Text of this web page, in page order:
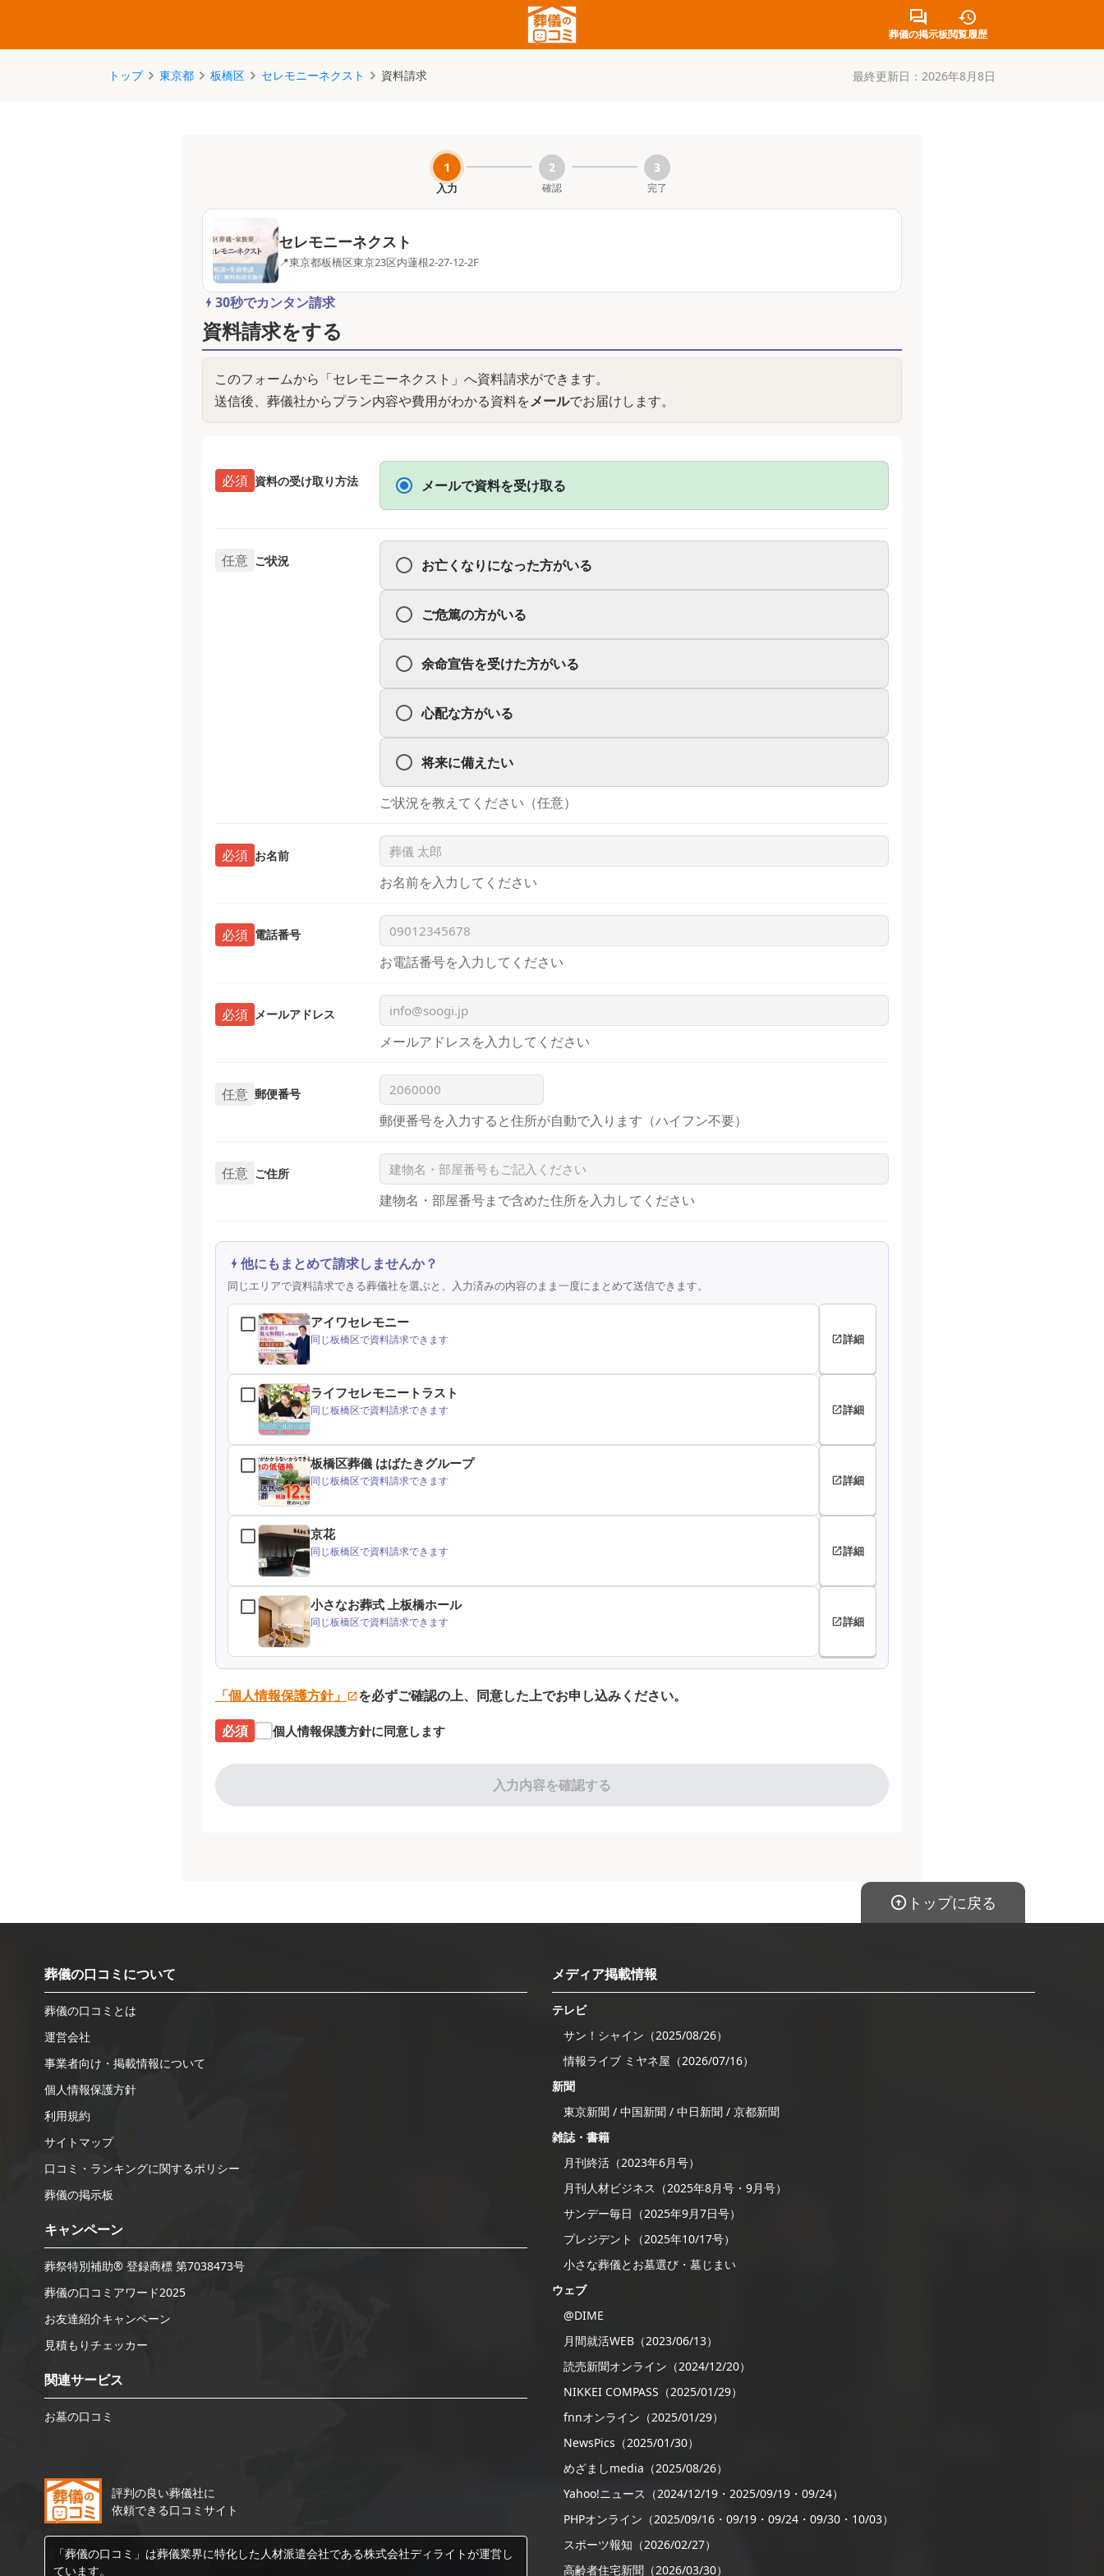
葬儀の掲示板閲覧履歴
トップ 東京都 板橋区 セレモニーネクスト 資料請求 最終更新日： 2026年8月8日
1
入力
2
確認
3
完了
セレモニーネクスト
📍東京都板橋区東京23区内蓮根2-27-12-2F
30秒でカンタン請求
資料請求をする
このフォームから「セレモニーネクスト 」へ資料請求ができます。
送信後、葬儀社からプラン内容や費用がわかる資料をメールでお届けします。
必須 資料の受け取り方法 メールで資料を受け取る
任意 ご状況 お亡くなりになった方がいる
ご危篤の方がいる
余命宣告を受けた方がいる
心配な方がいる
将来に備えたい
ご状況を教えてください（任意）
必須 お名前
お名前を入力してください
必須 電話番号
お電話番号を入力してください
必須 メールアドレス
メールアドレスを入力してください
任意 郵便番号
郵便番号を入力すると住所が自動で入ります（ハイフン不要）
任意 ご住所
建物名・部屋番号まで含めた住所を入力してください
他にもまとめて請求しませんか？
同じエリアで資料請求できる葬儀社を選ぶと、入力済みの内容のまま一度にまとめて送信できます。
アイワセレモニー
同じ板橋区で資料請求できます 詳細
ライフセレモニートラスト
同じ板橋区で資料請求できます 詳細
板橋区葬儀 はばたきグループ
同じ板橋区で資料請求できます 詳細
京花
同じ板橋区で資料請求できます 詳細
小さなお葬式 上板橋ホール
同じ板橋区で資料請求できます 詳細
「個人情報保護方針」
を必ずご確認の上、同意した上でお申し込みください。
必須
個人情報保護方針に同意します
入力内容を確認する
トップに戻る
葬儀の口コミについて
葬儀の口コミとは
運営会社
事業者向け・掲載情報について
個人情報保護方針
利用規約
サイトマップ
口コミ・ランキングに関するポリシー
葬儀の掲示板
キャンペーン
葬祭特別補助® 登録商標 第7038473号
葬儀の口コミアワード2025
お友達紹介キャンペーン
見積もりチェッカー
関連サービス
お墓の口コミ
評判の良い葬儀社に
依頼できる口コミサイト
「葬儀の口コミ」は葬儀業界に特化した人材派遣会社である株式会社ディライトが運営し
ています。
メディア掲載情報
テレビ
サン！シャイン（2025/08/26）
情報ライブ ミヤネ屋（2026/07/16）
新聞
東京新聞 / 中国新聞 / 中日新聞 / 京都新聞
雑誌・書籍
月刊終活（2023年6月号）
月刊人材ビジネス（2025年8月号・9月号）
サンデー毎日（2025年9月7日号）
プレジデント（2025年10/17号）
小さな葬儀とお墓選び・墓じまい
ウェブ
@DIME
月間就活WEB（2023/06/13）
読売新聞オンライン（2024/12/20）
NIKKEI COMPASS（2025/01/29）
fnnオンライン（2025/01/29）
NewsPics（2025/01/30）
めざましmedia（2025/08/26）
Yahoo!ニュース（2024/12/19・2025/09/19・09/24）
PHPオンライン（2025/09/16・09/19・09/24・09/30・10/03）
スポーツ報知（2026/02/27）
高齢者住宅新聞（2026/03/30）